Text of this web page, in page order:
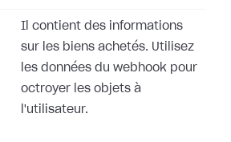
Il contient des informations
sur les biens achetés. Utilisez
les données du webhook pour
octroyer les objets à
l'utilisateur.